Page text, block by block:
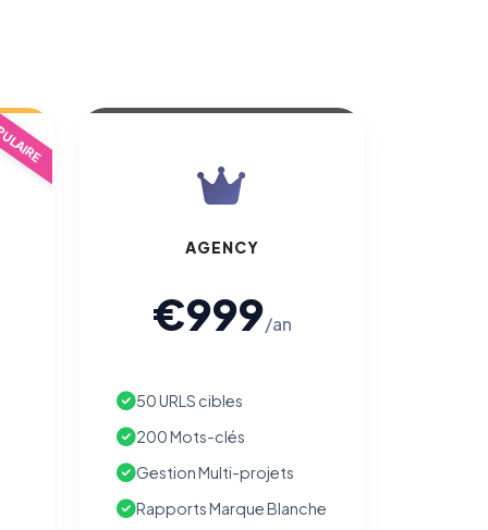
AGENCY
€999/an
50 URLS cibles
200 Mots-clés
Gestion Multi-projets
Rapports Marque Blanche